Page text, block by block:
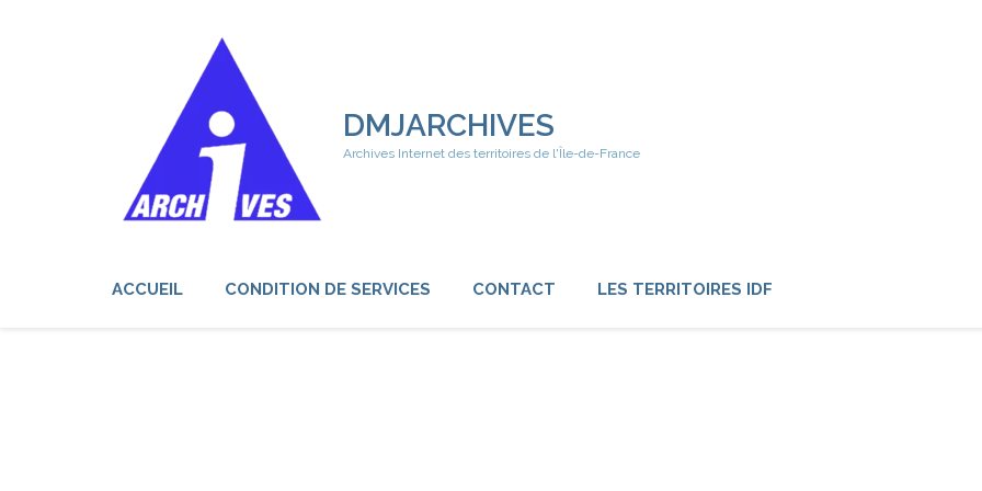
DMJARCHIVES
Archives Internet des territoires de l'Île-de-France
ACCUEIL CONDITION DE SERVICES CONTACT LES TERRITOIRES IDF